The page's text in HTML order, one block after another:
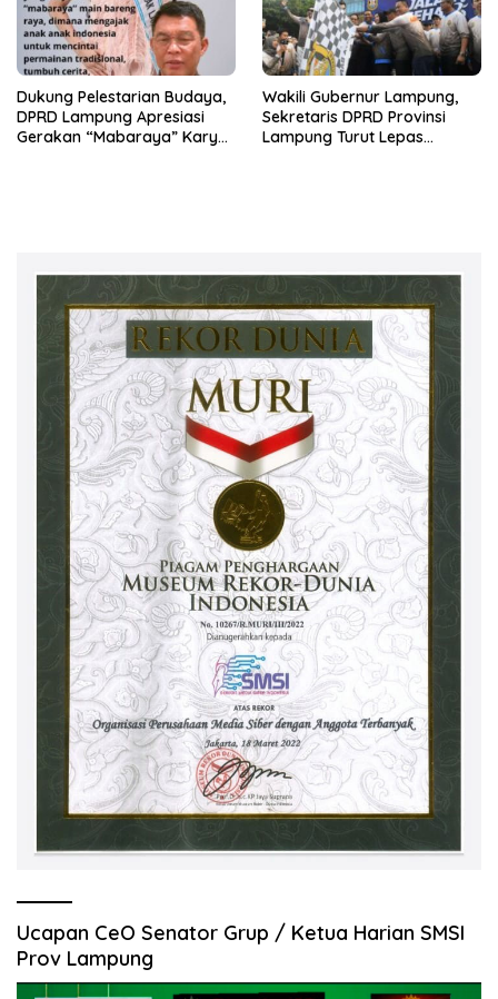
Dukung Pelestarian Budaya,
DPRD Lampung Apresiasi
Gerakan “Mabaraya” Karya
Wakili Gubernur Lampung,
Sekretaris DPRD Provinsi
Lampung Turut Lepas
Ucapan CeO Senator Grup / Ketua Harian SMSI
Prov Lampung